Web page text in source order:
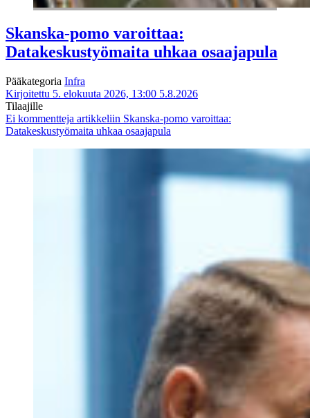
Skanska-pomo varoittaa:
Datakeskustyömaita uhkaa osaajapula
Pääkategoria Infra
Kirjoitettu 5. elokuuta 2026, 13:00 5.8.2026
Tilaajille
Ei kommentteja artikkeliin Skanska-pomo varoittaa:
Datakeskustyömaita uhkaa osaajapula